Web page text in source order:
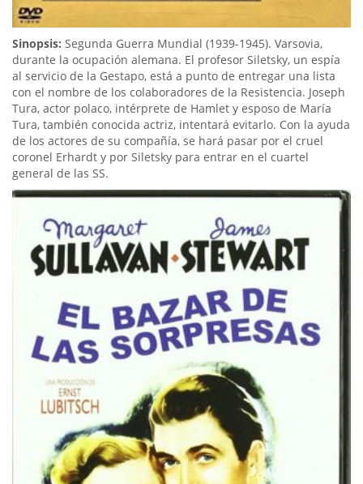
Sinopsis: Segunda Guerra Mundial (1939-1945). Varsovia,
durante la ocupación alemana. El profesor Siletsky, un espía
al servicio de la Gestapo, está a punto de entregar una lista
con el nombre de los colaboradores de la Resistencia. Joseph
Tura, actor polaco, intérprete de Hamlet y esposo de María
Tura, también conocida actriz, intentará evitarlo. Con la ayuda
de los actores de su compañía, se hará pasar por el cruel
coronel Erhardt y por Siletsky para entrar en el cuartel
general de las SS.